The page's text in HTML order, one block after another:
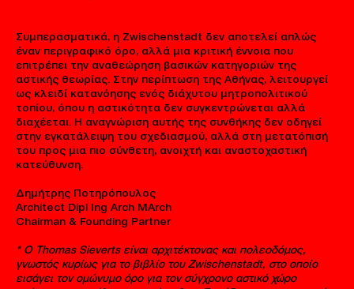
Συμπερασματικά, η Zwischenstadt δεν αποτελεί απλώς
έναν περιγραφικό όρο, αλλά μια κριτική έννοια που
επιτρέπει την αναθεώρηση βασικών κατηγοριών της
αστικής θεωρίας. Στην περίπτωση της Αθήνας, λειτουργεί
ως κλειδί κατανόησης ενός διάχυτου μητροπολιτικού
τοπίου, όπου η αστικότητα δεν συγκεντρώνεται αλλά
διαχέεται. Η αναγνώριση αυτής της συνθήκης δεν οδηγεί
στην εγκατάλειψη του σχεδιασμού, αλλά στη μετατόπισή
του προς μια πιο σύνθετη, ανοιχτή και αναστοχαστική
κατεύθυνση.
Δημήτρης Ποτηρόπουλος
Architect Dipl Ing Arch MArch
Chairman & Founding Partner
* Ο Thomas Sieverts είναι αρχιτέκτονας και πολεοδόμος,
γνωστός κυρίως για το βιβλίο του Zwischenstadt, στο οποίο
εισάγει τον ομώνυμο όρο για τον σύγχρονο αστικό χώρο